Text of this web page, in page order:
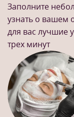
Заполните
узнать о вашем
для вас лучшие
трех минут